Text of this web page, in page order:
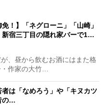
免！】「ネグローニ」「山崎」
新宿三丁目の隠れ家バーで1…
、昼から飲むお酒にはまた格
作家の大竹…
者は「なめろう」や「キヌカツ
の…